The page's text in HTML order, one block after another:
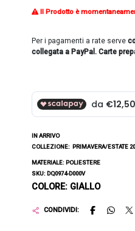
Il Prodotto è
Per i pagamenti a rate serve
collegata a PayPal. Carte
IN ARRIVO
COLLEZIONE: PRIMAVERA/ESTATE
MATERIALE: POLIESTERE
SKU: DQ0974-D000V
COLORE: GIALLO
CONDIVIDI: